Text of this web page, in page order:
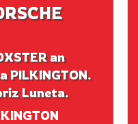
an
PILKINGTON.
Luneta.